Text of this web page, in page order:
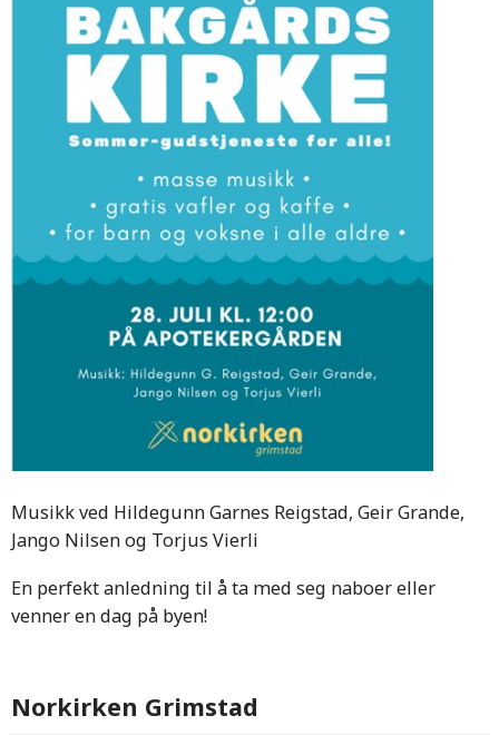
Musikk ved Hildegunn Garnes Reigstad, Geir Grande,
Jango Nilsen og Torjus Vierli
En perfekt anledning til å ta med seg naboer eller
venner en dag på byen!
Norkirken Grimstad